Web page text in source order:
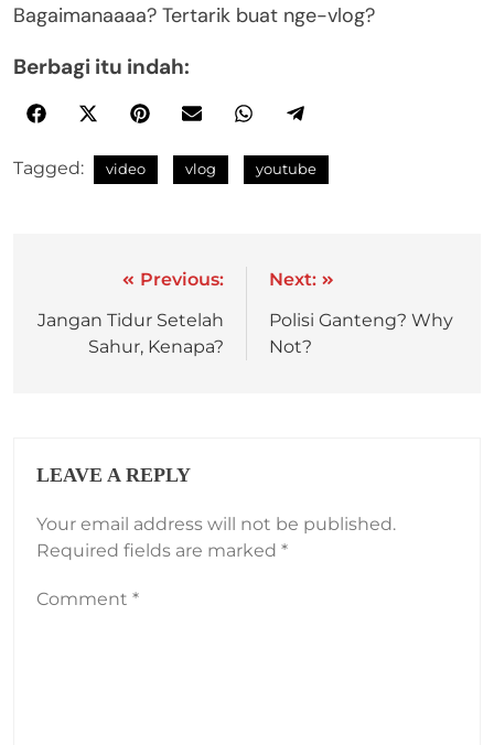
Bagaimanaaaa? Tertarik buat nge-vlog?
Berbagi itu indah:
Tagged: video vlog youtube
Previous:
Jangan Tidur Setelah
Sahur, Kenapa?
Next:
Polisi Ganteng? Why
Not?
LEAVE A REPLY
Your email address will not be published.
Required fields are marked *
Comment *